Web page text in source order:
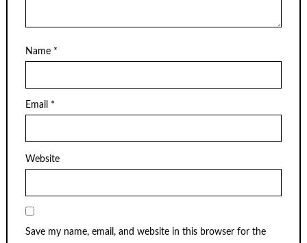
Name *
Email *
Website
Save my name, email, and website in this browser for the